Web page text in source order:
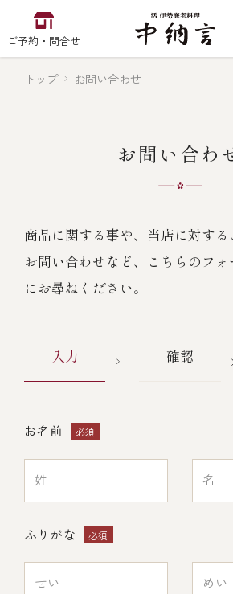
ご予約・問合せ
中納言の伊勢海老
ご結
二次
レストラン
オンライン通販
トップ お問い合わせ
お問い合わ
商品に関する事や、当店に対する
お問い合わせなど、こちらのフ
にお尋ねください。
入力 確認
お名前 必須
ふりがな 必須